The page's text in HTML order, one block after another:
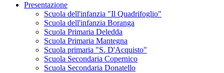
Presentazione
Scuola dell'infanzia "Il Quadrifoglio"
Scuola dell'infanzia Boranga
Scuola Primaria Deledda
Scuola Primaria Mantegna
Scuola primaria "S. D'Acquisto"
Scuola Secondaria Copernico
Scuola Secondaria Donatello